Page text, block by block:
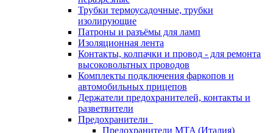
Трубки термоусадочные, трубки
изолирующие
Патроны и разъёмы для ламп
Изоляционная лента
Контакты, колпачки и провод - для ремонта
высоковольтных проводов
Комплекты подключения фаркопов и
автомобильных прицепов
Держатели предохранителей, контакты и
разветвители
Предохранители
Предохранители MTA (Италия)